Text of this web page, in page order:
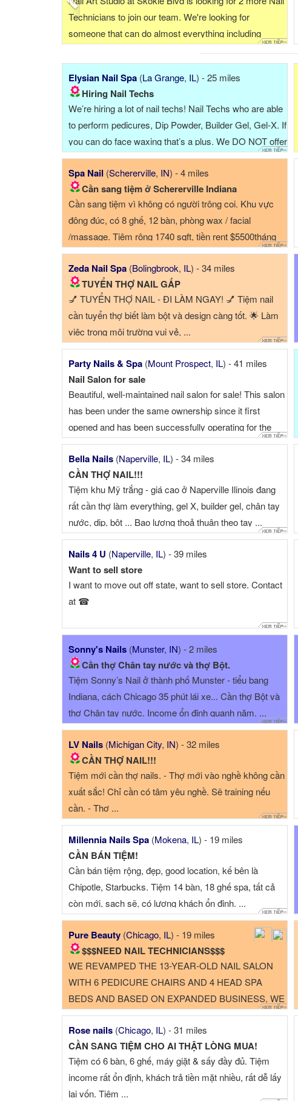
lương $1,000- $1,500.
$1,000. Có chỗ
💅 Salon cần tuyển: ✨ Thợ bột (Acrylic) ✨
tay nước (Manicure/Pedicure) ✨ Thợ
Elysian Nail Spa (La Grange, IL) - 25 miles
Hiring Nail Techs
We’re hiring a lot of nail techs! Nail Techs who are able
to perform pedicures, Dip Powder, Builder Gel, Gel-X. If
you can do face waxing that’s a plus. We DO NOT offer
acrylics, the salon is very ...
Spa Nail (Schererville, IN) - 4 miles
Cần sang tiệm ở Schererville Indiana
Cần sang tiệm vì không có người trông coi. Khu vực
đông đúc, có 8 ghế, 12 bàn, phòng wax / facial
/massage. Tiệm rộng 1740 sqft, tiền rent $5500tháng
(cam+tax+...
Zeda Nail Spa (Bolingbrook, IL) - 34 miles
TUYỂN THỢ NAIL GẤP
💅 TUYỂN THỢ NAIL - ĐI LÀM NGAY! 💅 Tiệm nail
cần tuyển thợ biết làm bột và design càng tốt. 🌟 Làm
việc trong môi trường vui vẻ, ...
Party Nails & Spa (Mount Prospect, IL) - 41 miles
Nail Salon for sale
Beautiful, well-maintained nail salon for sale! This salon
has been under the same ownership since it first
opened and has been successfully operating for the
past 7 years. Salon Features: * 8 pedicure chairs * 8
manicure tables * Modern, clean, and fully equipped *
Well-established clientele ...
Bella Nails (Naperville, IL) - 34 miles
CẦN THỢ NAIL!!!
Tiệm khu Mỹ trắng - giá cao ở Naperville Ilinois đang
rất cần thợ làm everything, gel X, builder gel, chân tay
nước, dip, bột ... Bao lương thoả thuận theo tay ...
Nails 4 U (Naperville, IL) - 39 miles
Want to sell store
I want to move out off state, want to sell store. Contact
at ☎
Sonny's Nails (Munster, IN) - 2 miles
Cần thợ Chân tay nước và thợ Bột.
Tiệm Sonny’s Nail ở thành phố Munster - tiểu bang
Indiana, cách Chicago 35 phút lái xe... Cần thợ Bột và
thợ Chân tay nước. Income ổn định quanh năm. ...
LV Nails (Michigan City, IN) - 32 miles
CẦN THỢ NAIL!!!
Tiệm mới cần thợ nails. - Thợ mới vào nghề không cần
xuất sắc! Chỉ cần có tâm yêu nghề. Sẽ training nếu
cần. - Thợ ...
Millennia Nails Spa (Mokena, IL) - 19 miles
CẦN BÁN TIỆM!
Cần bán tiệm rộng, đẹp, good location, kế bên là
Chipotle, Starbucks. Tiệm 14 bàn, 18 ghế spa, tất cả
còn mới, sạch sẽ, có lượng khách ổn định. ...
Pure Beauty (Chicago, IL) - 19 miles
$$$NEED NAIL TECHNICIANS$$$
WE REVAMPED THE 13-YEAR-OLD NAIL SALON
WITH 6 PEDICURE CHAIRS AND 4 HEAD SPA
BEDS AND BASED ON EXPANDED BUSINESS, WE
WANT TO ADD 1 MORE EXPERIENCED (AT LEAST
2 YEARS) NAIL TECHNICIAN. WORKING
SCHEDULE IS FLEXIBLE,PART TIME OR 4+ DAYS
AND OUR BUSINESS ...
Rose nails (Chicago, IL) - 31 miles
CẦN SANG TIỆM CHO AI THẬT LÒNG MUA!
Tiệm có 6 bàn, 6 ghế, máy giặt & sấy đầy đủ. Tiệm
income rất ổn định, khách trả tiền mặt nhiều, rất dễ lấy
lại vốn. Tiệm ...